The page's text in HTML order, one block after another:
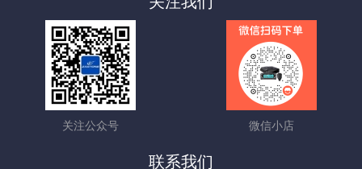
关注公众号 微信小店
联系我们